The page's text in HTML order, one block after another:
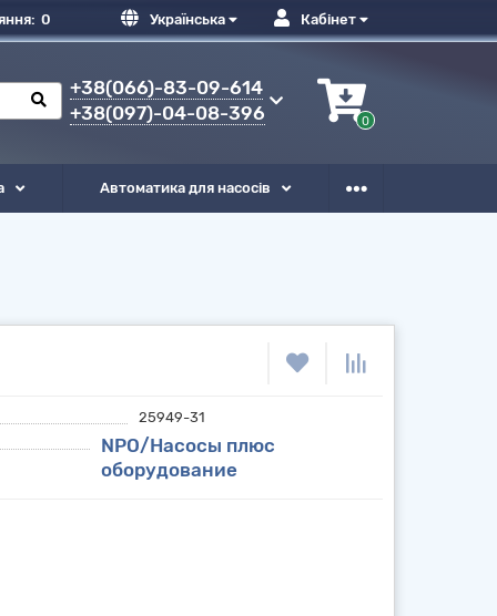
Кабінет
Українська
0
+38(066)-83-09-614
+38(097)-04-08-396
0
Автоматика для насосів
25949-31
NPO/Насосы плюс
оборудование